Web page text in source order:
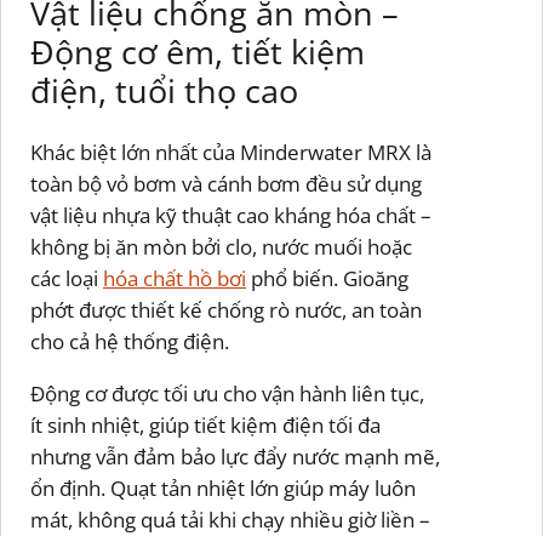
Vật liệu chống ăn mòn –
Động cơ êm, tiết kiệm
điện, tuổi thọ cao
Khác biệt lớn nhất của Minderwater MRX là
toàn bộ vỏ bơm và cánh bơm đều sử dụng
vật liệu nhựa kỹ thuật cao kháng hóa chất –
không bị ăn mòn bởi clo, nước muối hoặc
các loại hóa chất hồ bơi phổ biến. Gioăng
phớt được thiết kế chống rò nước, an toàn
cho cả hệ thống điện.
Động cơ được tối ưu cho vận hành liên tục,
ít sinh nhiệt, giúp tiết kiệm điện tối đa
nhưng vẫn đảm bảo lực đẩy nước mạnh mẽ,
ổn định. Quạt tản nhiệt lớn giúp máy luôn
mát, không quá tải khi chạy nhiều giờ liền –